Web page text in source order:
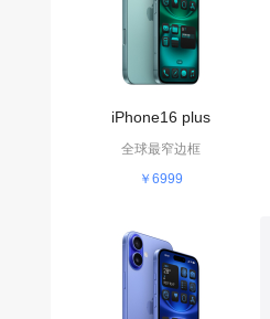
iPhone16 plus
全球最窄边框
￥6999